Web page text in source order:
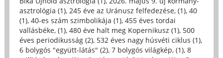
asztrológia (1), 245 éve az Uránusz felfedezése, (1), 40
(1), 40-es szám szimbolikája (1), 455 éves tordai
vallásbéke, (1), 480 éve halt meg Kopernikusz (1), 500
éves periodikusság (2), 532 éves nagy húsvéti ciklus (1),
6 bolygós "együtt-látás" (2), 7 bolygós világkép, (1), 8